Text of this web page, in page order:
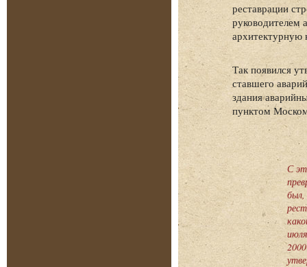
реставрации
руководителем
архитектурную
Так появился
ставшего
здания
пунктом
С
был,